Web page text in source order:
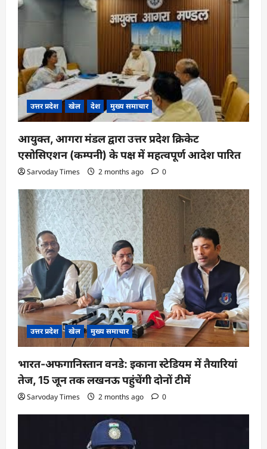
o
उत्तर प्रदेश खेल देश मुख्य समाचार
आयुक्त, आगरा मंडल द्वारा उत्तर प्रदेश क्रिकेट
एसोसिएशन (कम्पनी) के पक्ष में महत्वपूर्ण आदेश पारित
Sarvoday Times 2 months ago 0
उत्तर प्रदेश खेल मुख्य समाचार
भारत-अफगानिस्तान वनडे: इकाना स्टेडियम में तैयारियां
तेज, 15 जून तक लखनऊ पहुंचेंगी दोनों टीमें
Sarvoday Times 2 months ago 0